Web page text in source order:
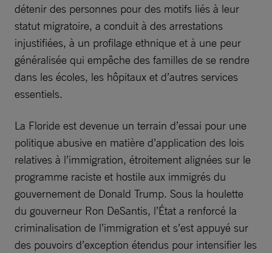
détenir des personnes pour des motifs liés à leur
statut migratoire, a conduit à des arrestations
injustifiées, à un profilage ethnique et à une peur
généralisée qui empêche des familles de se rendre
dans les écoles, les hôpitaux et d’autres services
essentiels.
La Floride est devenue un terrain d’essai pour une
politique abusive en matière d’application des lois
relatives à l’immigration, étroitement alignées sur le
programme raciste et hostile aux immigrés du
gouvernement de Donald Trump. Sous la houlette
du gouverneur Ron DeSantis, l’État a renforcé la
criminalisation de l’immigration et s’est appuyé sur
des pouvoirs d’exception étendus pour intensifier les